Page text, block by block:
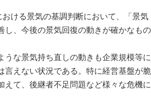
ける景気の基調判断において、「景気
し、今後の景気回復の動きが確かなもの
な景気持ち直しの動きも企業規模等に
言えない状況である。特に経営基盤が脆
て、後継者不足問題など様々な危機に